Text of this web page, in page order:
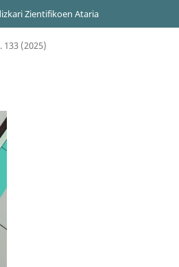
Zientifikoen Ataria
133 (2025)